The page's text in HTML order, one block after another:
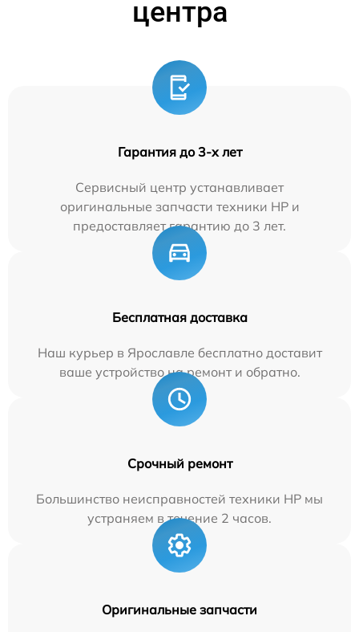
центра
Гарантия до 3-х лет
Сервисный центр устанавливает
оригинальные запчасти техники HP и
предоставляет гарантию до 3 лет.
Бесплатная доставка
Наш курьер в Ярославле бесплатно доставит
ваше устройство на ремонт и обратно.
Срочный ремонт
Большинство неисправностей техники HP мы
устраняем в течение 2 часов.
Оригинальные запчасти